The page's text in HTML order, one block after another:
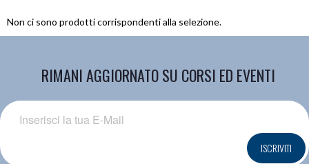
Non ci sono prodotti corrispondenti alla selezione.
RIMANI AGGIORNATO SU CORSI ED EVENTI
ISCRIVITI